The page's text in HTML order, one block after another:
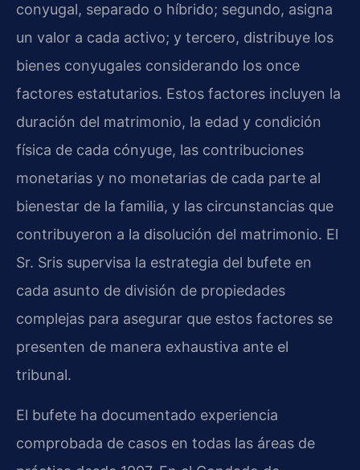
conyugal, separado o híbrido; segundo, asigna
un valor a cada activo; y tercero, distribuye los
bienes conyugales considerando los once
factores estatutarios. Estos factores incluyen la
duración del matrimonio, la edad y condición
física de cada cónyuge, las contribuciones
monetarias y no monetarias de cada parte al
bienestar de la familia, y las circunstancias que
contribuyeron a la disolución del matrimonio. El
Sr. Sris supervisa la estrategia del bufete en
cada asunto de división de propiedades
complejas para asegurar que estos factores se
presenten de manera exhaustiva ante el
tribunal.
El bufete ha documentado experiencia
comprobada de casos en todas las áreas de